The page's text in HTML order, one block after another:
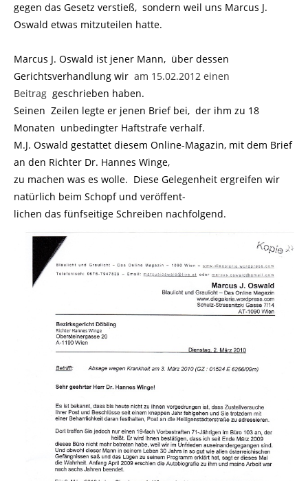
gegen das Gesetz verstieß, sondern weil uns Marcus J.
Oswald etwas mitzuteilen hatte.
Marcus J. Oswald ist jener Mann, über dessen
Gerichtsverhandlung wir am 15.02.2012 einen
Beitrag geschrieben haben.
Seinen Zeilen legte er jenen Brief bei, der ihm zu 18
Monaten unbedingter Haftstrafe verhalf.
M.J. Oswald gestattet diesem Online-Magazin, mit dem Brief
an den Richter Dr. Hannes Winge,
zu machen was es wolle. Diese Gelegenheit ergreifen wir
natürlich beim Schopf und veröffent-
lichen das fünfseitige Schreiben nachfolgend.